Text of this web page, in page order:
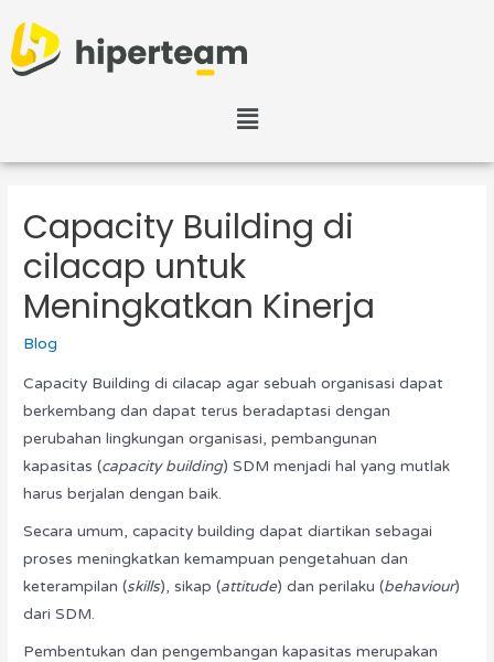
Capacity Building di
cilacap untuk
Meningkatkan Kinerja
Blog
Capacity Building di cilacap agar sebuah organisasi dapat
berkembang dan dapat terus beradaptasi dengan
perubahan lingkungan organisasi, pembangunan
kapasitas (capacity building) SDM menjadi hal yang mutlak
harus berjalan dengan baik.
Secara umum, capacity building dapat diartikan sebagai
proses meningkatkan kemampuan pengetahuan dan
keterampilan (skills), sikap (attitude) dan perilaku (behaviour)
dari SDM.
Pembentukan dan pengembangan kapasitas merupakan